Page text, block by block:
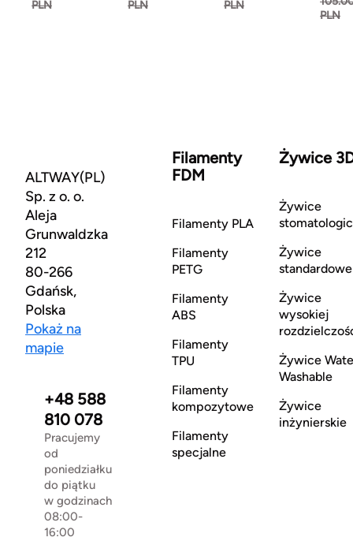
PLN
PLN
PLN
PLN
ALTWAY(PL)
Sp. z o. o.
Aleja
Grunwaldzka
212
80-266
Gdańsk,
Polska
Pokaż na
mapie
+48 588
810 078
Pracujemy
od
poniedziałku
do piątku
w godzinach
08:00-
16:00
Filamenty
FDM
Filamenty PLA
Filamenty
PETG
Filamenty
ABS
Filamenty
TPU
Filamenty
kompozytowe
Filamenty
specjalne
Żywice
Żywice
Żywice
standardowe
Żywice
wysokiej
Żywice
Washable
Żywice
inżynierskie